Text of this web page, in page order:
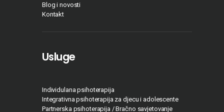
Blog i novosti
Kontakt
Usluge
Individulana psihoterapija
Integrativna psihoterapija za djecu i adolescente
Partnerska psihoterapija / Bračno savjetovanje